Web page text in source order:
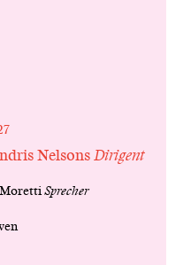
NelsonsDirigent
MorettiSprecher